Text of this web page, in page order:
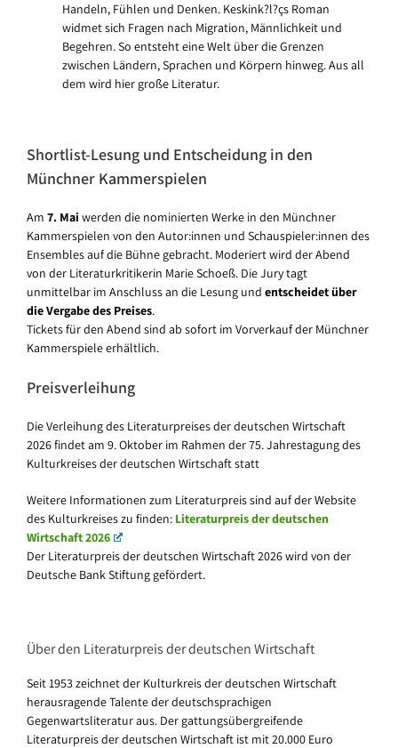
Handeln, Fühlen und Denken. Keskink?l?çs Roman
widmet sich Fragen nach Migration, Männlichkeit und
Begehren. So entsteht eine Welt über die Grenzen
zwischen Ländern, Sprachen und Körpern hinweg. Aus all
dem wird hier große Literatur.
Shortlist-Lesung und Entscheidung in den
Münchner Kammerspielen
Am 7. Mai werden die nominierten Werke in den Münchner
Kammerspielen von den Autor:innen und Schauspieler:innen des
Ensembles auf die Bühne gebracht. Moderiert wird der Abend
von der Literaturkritikerin Marie Schoeß. Die Jury tagt
unmittelbar im Anschluss an die Lesung und entscheidet über
die Vergabe des Preises.
Tickets für den Abend sind ab sofort im Vorverkauf der Münchner
Kammerspiele erhältlich.
Preisverleihung
Die Verleihung des Literaturpreises der deutschen Wirtschaft
2026 findet am 9. Oktober im Rahmen der 75. Jahrestagung des
Kulturkreises der deutschen Wirtschaft statt
Weitere Informationen zum Literaturpreis sind auf der Website
des Kulturkreises zu finden: Literaturpreis der deutschen
Wirtschaft 2026
Der Literaturpreis der deutschen Wirtschaft 2026 wird von der
Deutsche Bank Stiftung gefördert.
Über den Literaturpreis der deutschen Wirtschaft
Seit 1953 zeichnet der Kulturkreis der deutschen Wirtschaft
herausragende Talente der deutschsprachigen
Gegenwartsliteratur aus. Der gattungsübergreifende
Literaturpreis der deutschen Wirtschaft ist mit 20.000 Euro